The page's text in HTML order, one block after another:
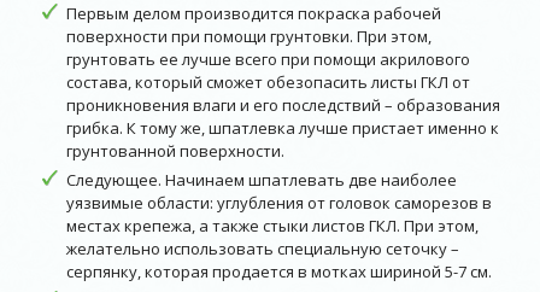
Первым делом производится покраска рабочей
поверхности при помощи грунтовки. При этом,
грунтовать ее лучше всего при помощи акрилового
состава, который сможет обезопасить листы ГКЛ от
проникновения влаги и его последствий – образования
грибка. К тому же, шпатлевка лучше пристает именно к
грунтованной поверхности.
Следующее. Начинаем шпатлевать две наиболее
уязвимые области: углубления от головок саморезов в
местах крепежа, а также стыки листов ГКЛ. При этом,
желательно использовать специальную сеточку –
серпянку, которая продается в мотках шириной 5-7 см.